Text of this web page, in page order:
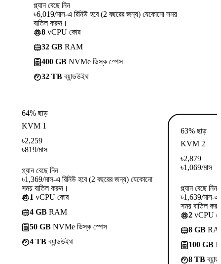
প্ল্যান বেছে নিন
৳6,019/মাস-এ রিনিউ হবে (2 বছরের জন্য) যেকোনো সময়
বাতিল করুন।
8 vCPU কোর
32 GB RAM
400 GB NVMe ডিস্ক স্পেস
32 TBব্যান্ডউইথ
64% ছাড়
KVM 1
৳2,259
৳819/মাস
প্ল্যান বেছে নিন
৳1,369/মাস-এ রিনিউ হবে (2 বছরের জন্য) যেকোনো
সময় বাতিল করুন।
1 vCPU কোর
4 GB RAM
50 GB NVMe ডিস্ক স্পেস
4 TBব্যান্ডউইথ
63% ছাড়
KVM 2
৳2,879
৳1,069/মাস
প্ল্যান বেছে নিন
৳1,639/মাস-এ
সময় বাতিল
2 vCPU
8 GB
100 GB
8 TB